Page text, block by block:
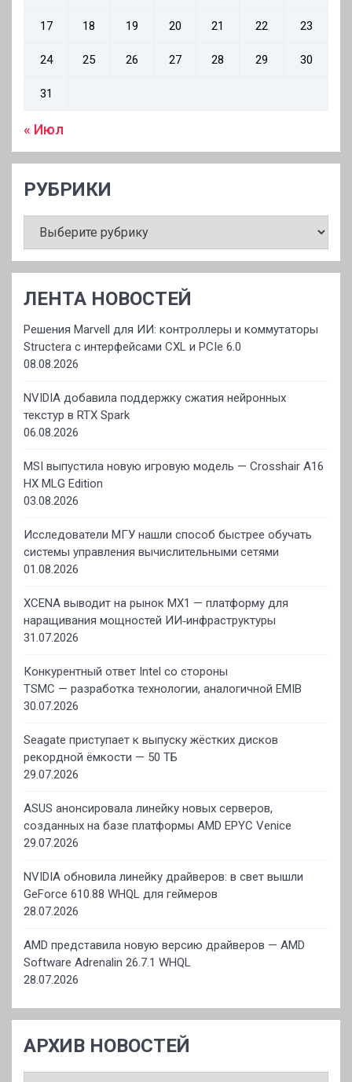
17 18 19 20 21 22 23
24 25 26 27 28 29 30
31
« Июл
РУБРИКИ
ЛЕНТА НОВОСТЕЙ
Решения Marvell для ИИ: контроллеры и коммутаторы
Structera с интерфейсами CXL и PCIe 6.0
08.08.2026
NVIDIA добавила поддержку сжатия нейронных
текстур в RTX Spark
06.08.2026
MSI выпустила новую игровую модель — Crosshair A16
HX MLG Edition
03.08.2026
Исследователи МГУ нашли способ быстрее обучать
системы управления вычислительными сетями
01.08.2026
XCENA выводит на рынок MX1 — платформу для
наращивания мощностей ИИ‑инфраструктуры
31.07.2026
Конкурентный ответ Intel со стороны
TSMC — разработка технологии, аналогичной EMIB
30.07.2026
Seagate приступает к выпуску жёстких дисков
рекордной ёмкости — 50 ТБ
29.07.2026
ASUS анонсировала линейку новых серверов,
созданных на базе платформы AMD EPYC Venice
29.07.2026
NVIDIA обновила линейку драйверов: в свет вышли
GeForce 610.88 WHQL для геймеров
28.07.2026
AMD представила новую версию драйверов — AMD
Software Adrenalin 26.7.1 WHQL
28.07.2026
АРХИВ НОВОСТЕЙ